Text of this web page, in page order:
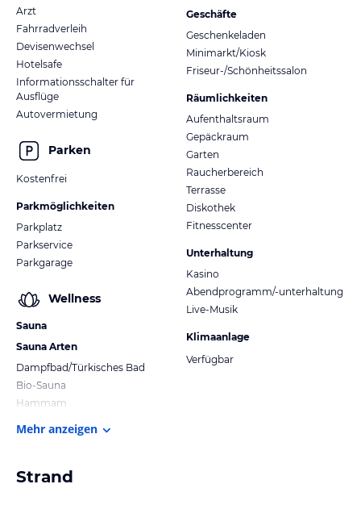
Arzt
Fahrradverleih
Devisenwechsel
Hotelsafe
Informationsschalter für
Ausflüge
Autovermietung
Parken
Kostenfrei
Parkmöglichkeiten
Parkplatz
Parkservice
Parkgarage
Wellness
Sauna
Sauna Arten
Dampfbad/Türkisches Bad
Bio-Sauna
Hammam
Geschäfte
Geschenkeladen
Minimarkt/Kiosk
Friseur-/Schönheitssalon
Räumlichkeiten
Aufenthaltsraum
Gepäckraum
Garten
Raucherbereich
Terrasse
Diskothek
Fitnesscenter
Unterhaltung
Kasino
Abendprogramm/-unterhaltung
Live-Musik
Klimaanlage
Verfügbar
Mehr anzeigen
Strand